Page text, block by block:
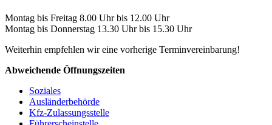
Montag bis Freitag 8.00 Uhr bis 12.00 Uhr
Montag bis Donnerstag 13.30 Uhr bis 15.30 Uhr
Weiterhin empfehlen wir eine vorherige Terminvereinbarung!
Abweichende Öffnungszeiten
Soziales
Ausländerbehörde
Kfz-Zulassungsstelle